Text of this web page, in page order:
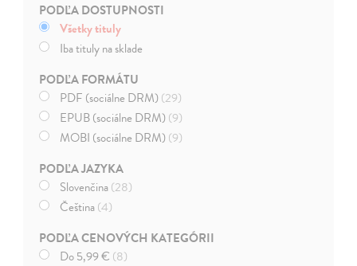
PODĽA DOSTUPNOSTI
Všetky tituly
Iba tituly na sklade
PODĽA FORMÁTU
PDF (sociálne DRM)(29)
EPUB (sociálne DRM)(9)
MOBI (sociálne DRM)(9)
PODĽA JAZYKA
Slovenčina(28)
Čeština(4)
PODĽA CENOVÝCH KATEGÓRII
Do 5,99 € (8)